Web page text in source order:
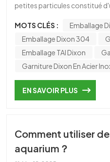
petites particules constitué
principalement 2 × 2, 3 × 3, 4 ×
10 × 10, 11 × 11, 12 × 12, etc.
métallique, le liquide peut
film, ce qui favorise un
considérablement les
l'écoulement en canal. La
tension superficielle, la
garnissage, ainsi que le degré
garnissage. L'hystérésis de
MOTS CLÉS :
Emballage
Emballage Dixon 304
Emballage TAI Dixon
Garniture Dixon En Acier
EN SAVOIR PLUS
Comment utiliser
aquarium？